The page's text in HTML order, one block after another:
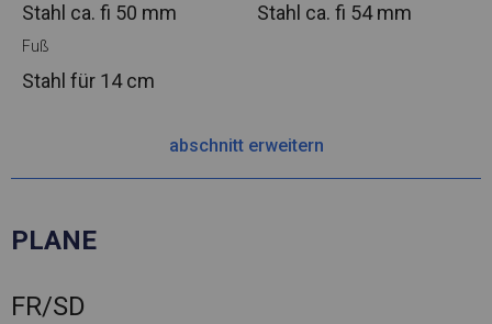
Stahl ca. fi 50 mm Stahl ca. fi 54 mm
Fuß
Stahl für 14 cm
abschnitt erweitern
PLANE
FR/SD